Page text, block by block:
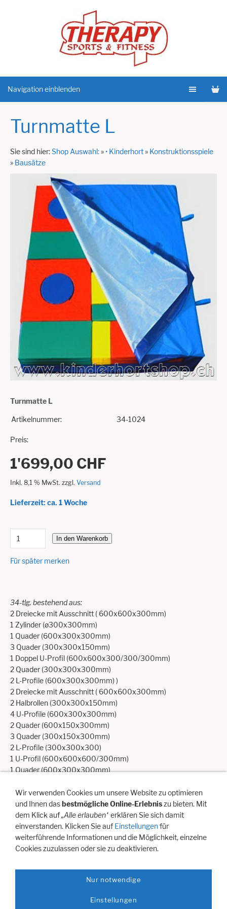
Navigation einblenden
Turnmatte L
Sie sind hier:Shop Auswahl:»• Kinderhort» Konstruktionsspiele
» Bausätze
Turnmatte L
Artikelnummer: 34-1024
Preis:
1'699,00 CHF
Inkl. 8,1 % MwSt. zzgl. Versand
Lieferzeit: ca. 1 Woche
In den Warenkorb
Für später merken
34-tlg. bestehend aus:
2 Dreiecke mit Ausschnitt ( 600x600x300mm)
1 Zylinder (ø300x300mm)
1 Quader (600x300x300mm)
3 Quader (300x300x150mm)
1 Doppel U-Profil (600x600x300/300/300mm)
2 Quader (300x300x300mm)
2 L-Profile (600x300x300mm) )
2 Dreiecke mit Ausschnitt ( 600x600x300mm)
2 Halbrollen (300x300x150mm)
4 U-Profile (600x300x300mm)
2 Quader (600x150x300mm)
3 Quader (300x150x300mm)
2 L-Profile (300x300x300)
1 U-Profil (600x600x600/300mm)
1 Quader (600x300x300mm)
2 L-Profile (600x300x300mm)
1 Weichbodenbezug (2'400x1'500x300mm)
Hülle: Leichtplanenstoff, farbig
Kern: fester Schaumstoff
Weichbodenbezug blau
Grösse 2'400x1'500x300mm
VertreterbesuchNewsletter Anmeldung
Wir verwenden Cookies um unsere Website zu optimieren
und Ihnen dasbestmögliche Online-Erlebniszu bieten. Mit
dem Klick auf„Alle erlauben“ erklären Sie sich damit
einverstanden. Klicken Sie auf Einstellungenfür
weiterführende Informationen und die Möglichkeit, einzelne
Cookies zuzulassen oder sie zu deaktivieren.
Nur notwendige
Einstellungen